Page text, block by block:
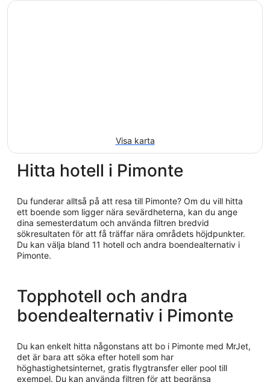
Visa karta
Hitta hotell i Pimonte
Du funderar alltså på att resa till Pimonte? Om du vill hitta
ett boende som ligger nära sevärdheterna, kan du ange
dina semesterdatum och använda filtren bredvid
sökresultaten för att få träffar nära områdets höjdpunkter.
Du kan välja bland 11 hotell och andra boendealternativ i
Pimonte.
Topphotell och andra
boendealternativ i Pimonte
Du kan enkelt hitta någonstans att bo i Pimonte med MrJet,
det är bara att söka efter hotell som har
höghastighetsinternet, gratis flygtransfer eller pool till
exempel. Du kan använda filtren för att begränsa